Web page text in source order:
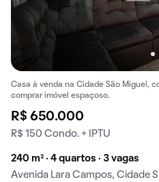
Casa à venda na Cidade São Miguel,
comprar imóvel espaçoso.
R$ 650.000
R$ 150 Condo. + IPTU
240 m² · 4 quartos · 3 vagas
Avenida Lara Campos, Cidade